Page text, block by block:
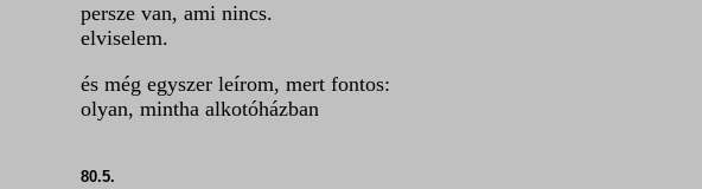
persze van, ami nincs.
elviselem.
és még egyszer leírom, mert fontos:
olyan, mintha alkotóházban
80.5.